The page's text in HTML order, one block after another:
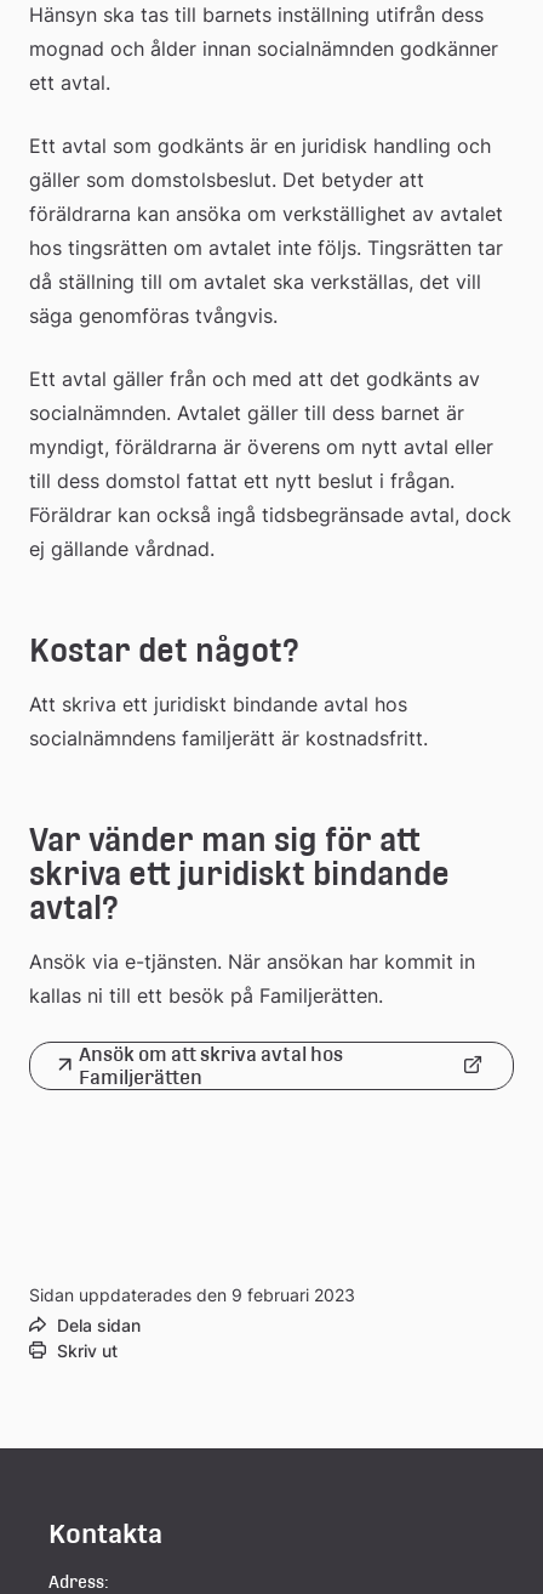
Hänsyn ska tas till barnets inställning utifrån dess
mognad och ålder innan socialnämnden godkänner
ett avtal.
Ett avtal som godkänts är en juridisk handling och
gäller som domstolsbe­slut. Det betyder att
föräldrarna kan ansöka om verkställighet av avtalet
hos tingsrätten om avtalet inte följs. Tingsrätten tar
då ställning till om avtalet ska verkställas, det vill
säga genomföras tvångvis.
Ett avtal gäller från och med att det godkänts av
socialnämnden. Avtalet gäller till dess barnet är
myndigt, föräldrarna är överens om nytt avtal eller
till dess domstol fattat ett nytt beslut i frågan.
Föräldrar kan också ingå tidsbegränsade avtal, dock
ej gällande vårdnad.
Kostar det något?
Att skriva ett juridiskt bindande avtal hos
socialnämndens familjerätt är kost­nadsfritt.
Var vänder man sig för att
skriva ett juridiskt bindande
avtal?
Ansök via e-tjänsten. När ansökan har kommit in
kallas ni till ett besök på Familjerätten.
Ansök om att skriva avtal hos
Familjerätten
Sidan uppdaterades den 9 februari 2023
Dela sidan
Skriv ut
Kontakta
Adress: